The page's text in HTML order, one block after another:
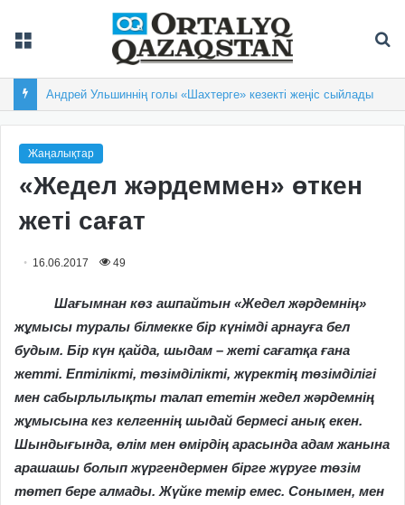
Андрей Ульшиннің голы «Шахтерге» кезекті жеңіс сыйлады
Жаңалықтар
«Жедел жәрдеммен» өткен
жеті сағат
16.06.2017 49
Шағымнан көз ашпайтын «Жедел жәрдемнің»
жұмысы туралы білмекке бір күнімді арнауға бел
будым. Бір күн қайда, шыдам – жеті сағатқа ғана
жетті. Ептілікті, төзімділікті, жүректің төзімділігі
мен сабырлылықты талап ететін жедел жәрдемнің
жұмысына кез келгеннің шыдай бермесі анық екен.
Шындығында, өлім мен өмірдің арасында адам жанына
арашашы болып жүргендермен бірге жүруге төзім
төтеп бере алмады. Жүйке темір емес. Сонымен, мен